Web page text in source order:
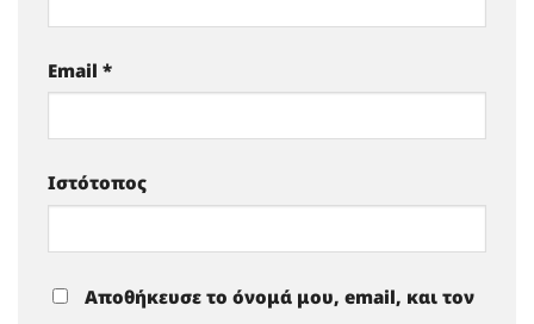
Email *
Ιστότοπος
Αποθήκευσε το όνομά μου, email, και τον